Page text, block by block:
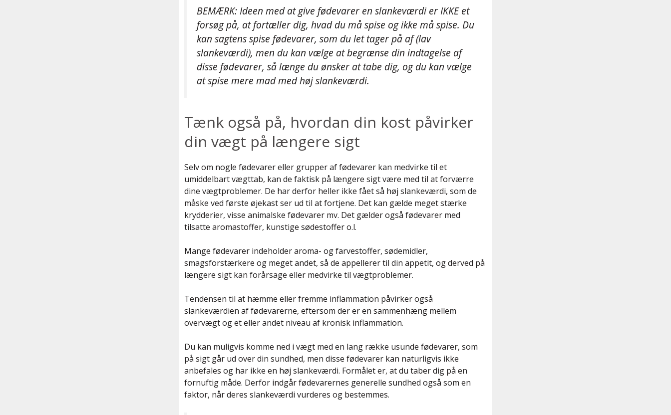
BEMÆRK: Ideen med at give fødevarer en slankeværdi er IKKE et
forsøg på, at fortæller dig, hvad du må spise og ikke må spise. Du
kan sagtens spise fødevarer, som du let tager på af (lav
slankeværdi), men du kan vælge at begrænse din indtagelse af
disse fødevarer, så længe du ønsker at tabe dig, og du kan vælge
at spise mere mad med høj slankeværdi.
Tænk også på, hvordan din kost påvirker
din vægt på længere sigt
Selv om nogle fødevarer eller grupper af fødevarer kan medvirke til et
umiddelbart vægttab, kan de faktisk på længere sigt være med til at forværre
dine vægtproblemer. De har derfor heller ikke fået så høj slankeværdi, som de
måske ved første øjekast ser ud til at fortjene. Det kan gælde meget stærke
krydderier, visse animalske fødevarer mv. Det gælder også fødevarer med
tilsatte aromastoffer, kunstige sødestoffer o.l.
Mange fødevarer indeholder aroma- og farvestoffer, sødemidler,
smagsforstærkere og meget andet, så de appellerer til din appetit, og derved på
længere sigt kan forårsage eller medvirke til vægtproblemer.
Tendensen til at hæmme eller fremme inflammation påvirker også
slankeværdien af fødevarerne, eftersom der er en sammenhæng mellem
overvægt og et eller andet niveau af kronisk inflammation.
Du kan muligvis komme ned i vægt med en lang række usunde fødevarer, som
på sigt går ud over din sundhed, men disse fødevarer kan naturligvis ikke
anbefales og har ikke en høj slankeværdi. Formålet er, at du taber dig på en
fornuftig måde. Derfor indgår fødevarernes generelle sundhed også som en
faktor, når deres slankeværdi vurderes og bestemmes.